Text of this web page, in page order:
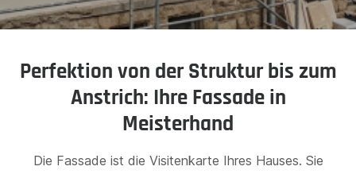
Perfektion von der Struktur bis zum
Anstrich: Ihre Fassade in
Meisterhand
Die Fassade ist die Visitenkarte Ihres Hauses. Sie